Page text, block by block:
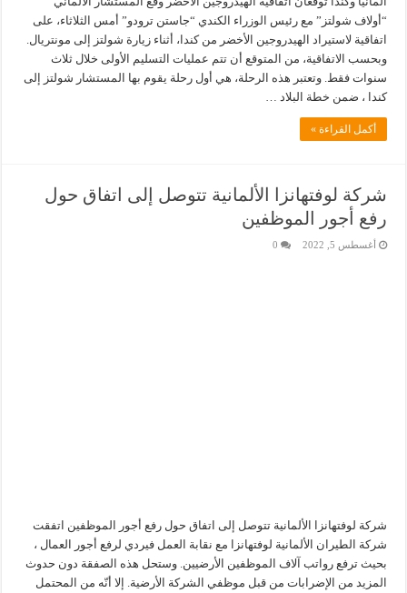
“أولاف شولتز” مع رئيس الوزراء الكندي “جاستن ترودو” أمس الثلاثاء، على
اتفاقية لاستيراد الهيدروجين الأخضر من كندا، أثناء زيارة شولتز إلى مونتريال.
وبحسب الاتفاقية، من المتوقع أن تتم عمليات التسليم الأولى خلال ثلاث
سنوات فقط. وتعتبر هذه الرحلة، هي أول رحلة يقوم بها المستشار شولتز إلى
كندا ، ضمن خطة البلاد …
أكمل القراءة »
شركة لوفتهانزا الألمانية تتوصل إلى اتفاق حول
رفع أجور الموظفين
أغسطس 5, 2022 0
شركة لوفتهانزا الألمانية تتوصل إلى اتفاق حول رفع أجور الموظفين اتفقت
شركة الطيران الألمانية لوفتهانزا مع نقابة العمل فيردي لرفع أجور العمال ،
بحيث ترفع رواتب آلاف الموظفين الأرضيين. وستحل هذه الصفقة دون حدوث
المزيد من الإضرابات من قبل موظفي الشركة الأرضية. إلا أنّه من المحتمل